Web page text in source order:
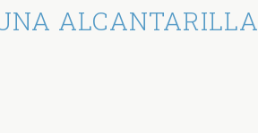
ALCANTARILLA